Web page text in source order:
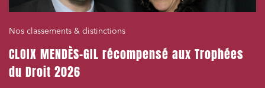
Nos classements & distinctions
CLOIX MENDÈS-GIL récompensé aux Trophées
du Droit 2026